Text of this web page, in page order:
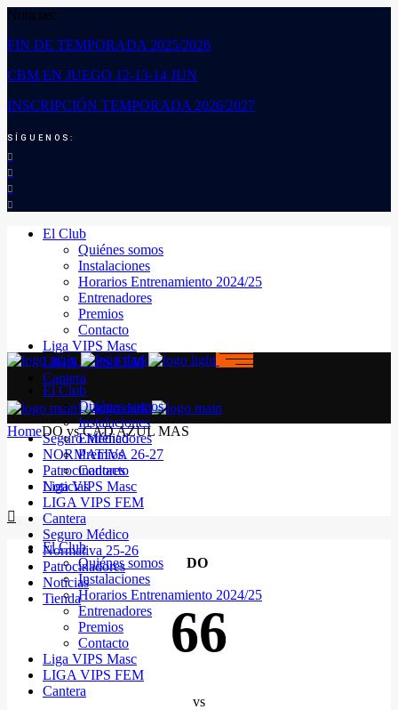
Noticias:
FIN DE TEMPORADA 2025/2026
CBM EN JUEGO 12-13-14 JUN
INSCRIPCIÓN TEMPORADA 2026/2027
SÍGUENOS:
El Club
Quiénes somos
Instalaciones
Horarios Entrenamiento 2024/25
Entrenadores
Premios
Contacto
Liga VIPS Masc
LIGA VIPS FEM
Cantera
Seguro Médico
NORMATIVA 26-27
Patrocinadores
Noticias
El Club
Quiénes somos
Instalaciones
Horarios Entrenamiento 2024/25
Entrenadores
Premios
Contacto
Liga VIPS Masc
LIGA VIPS FEM
Cantera
El Club
Quiénes somos
Instalaciones
Entrenadores
Premios
Contacto
Liga VIPS Masc
LIGA VIPS FEM
Cantera
Seguro Médico
Normativa 25-26
Patrocinadores
Noticias
Tienda
HomeDO vs CAD AZUL MAS
DO
66
vs